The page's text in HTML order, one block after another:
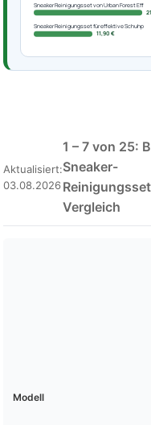
Sneaker Reinigungsset von Urban Forest Eff
Sneaker Reinigungsset für effektive Schuhp
11,90 €
Aktualisiert:
03.08.2026
1 – 7 von 25:
Sneaker-
Vergleich
Modell